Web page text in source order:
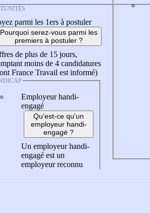
parmi les 1ers à postuler
Pourquoi serez-vous parmi les
premiers à postuler ?
de plus de 15 jours,
moins de 4 candidatures
France Travail est informé)
Employeur handi-
engagé
Qu'est-ce qu'un
employeur handi-
engagé ?
Un employeur handi-
engagé est un
employeur reconnu